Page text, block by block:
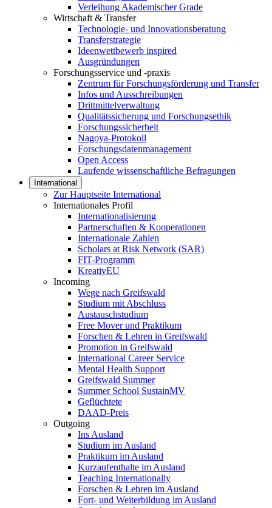
Verleihung Akademischer Grade
Wirtschaft & Transfer
Technologie- und Innovationsberatung
Transferstrategie
Ideenwettbewerb inspired
Ausgründungen
Forschungsservice und -praxis
Zentrum für Forschungsförderung und Transfer
Infos und Ausschreibungen
Drittmittelverwaltung
Qualitätssicherung und Forschungsethik
Forschungssicherheit
Nagoya-Protokoll
Forschungsdatenmanagement
Open Access
Laufende wissenschaftliche Befragungen
International
Zur Hauptseite International
Internationales Profil
Internationalisierung
Partnerschaften & Kooperationen
Internationale Zahlen
Scholars at Risk Network (SAR)
FIT-Programm
KreativEU
Incoming
Wege nach Greifswald
Studium mit Abschluss
Austauschstudium
Free Mover und Praktikum
Forschen & Lehren in Greifswald
Promotion in Greifswald
International Career Service
Mental Health Support
Greifswald Summer
Summer School SustainMV
Geflüchtete
DAAD-Preis
Outgoing
Ins Ausland
Studium im Ausland
Praktikum im Ausland
Kurzaufenthalte im Ausland
Teaching Internationally
Forschen & Lehren im Ausland
Fort- und Weiterbildung im Ausland